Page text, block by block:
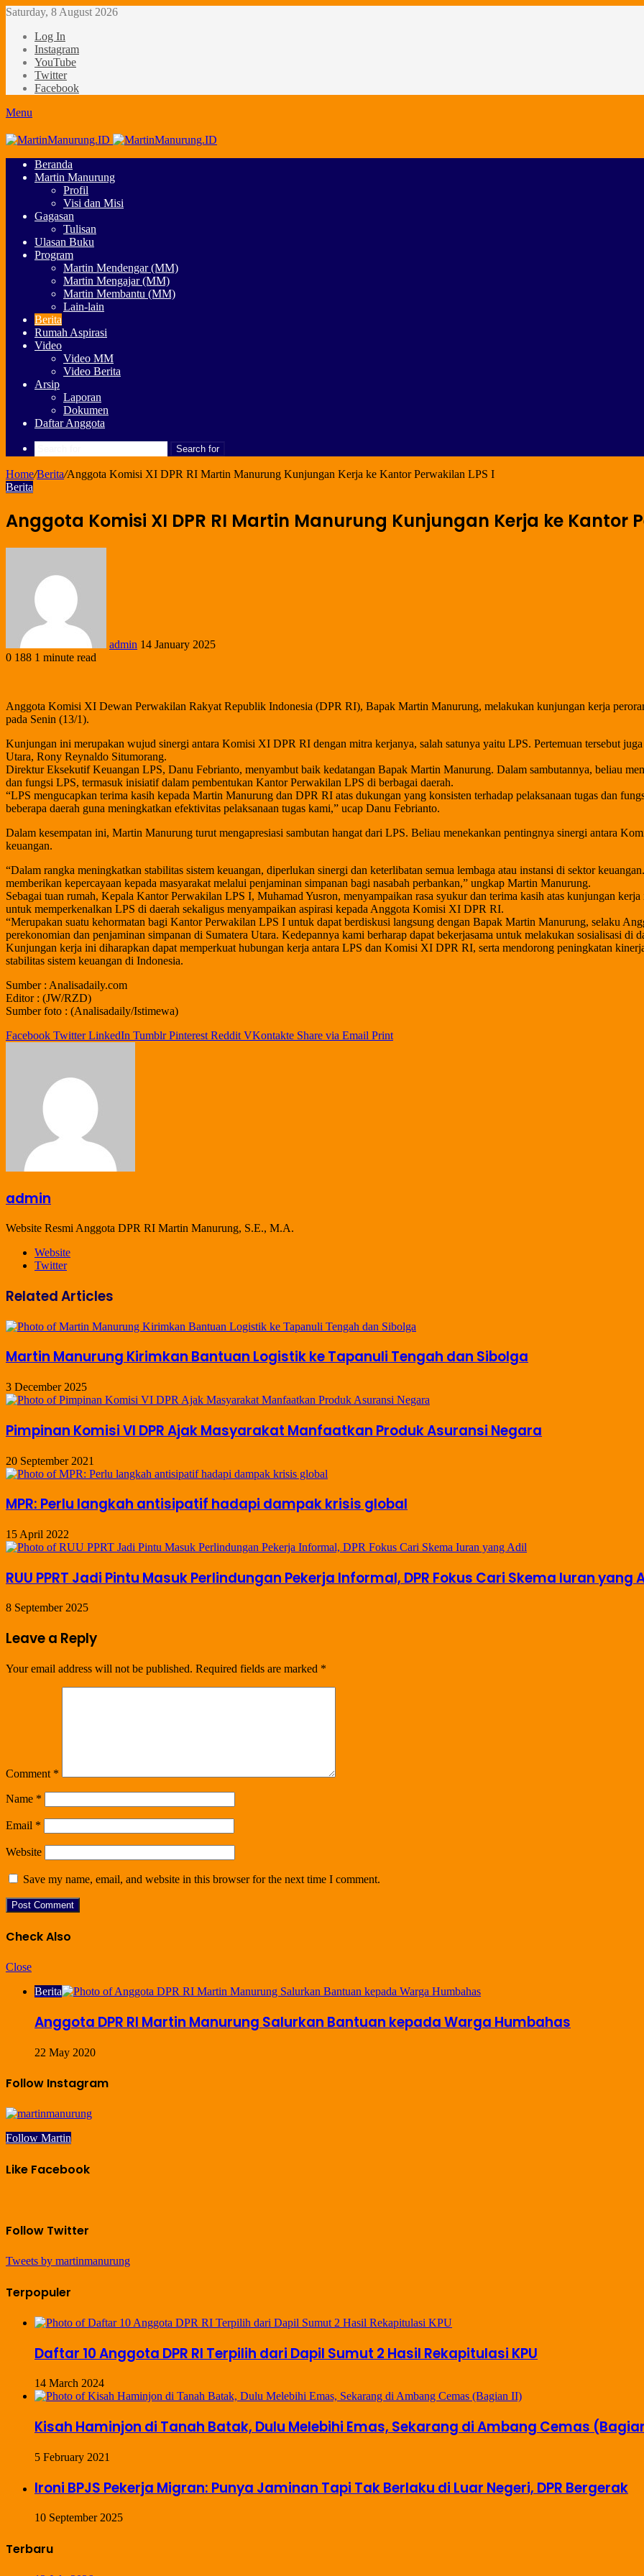
Saturday, 8 August 2026
Log In
Instagram
YouTube
Twitter
Facebook
Menu
Beranda
Martin Manurung
Profil
Visi dan Misi
Gagasan
Tulisan
Ulasan Buku
Program
Martin Mendengar (MM)
Martin Mengajar (MM)
Martin Membantu (MM)
Lain-lain
Berita
Rumah Aspirasi
Video
Video MM
Video Berita
Arsip
Laporan
Dokumen
Daftar Anggota
Search for
Home/Berita/Anggota Komisi XI DPR RI Martin Manurung Kunjungan Kerja ke Kantor Perwakilan LPS I
Berita
Anggota Komisi XI DPR RI Martin Manurung Kunjungan Kerja ke Kantor
admin 14 January 2025
0 188 1 minute read
Anggota Komisi XI Dewan Perwakilan Rakyat Republik Indonesia (DPR RI), Bapak Martin Manurung, melakukan kunjungan kerja
pada Senin (13/1).
Kunjungan ini merupakan wujud sinergi antara Komisi XI DPR RI dengan mitra kerjanya, salah satunya yaitu LPS. Pertemuan tersebut
Utara, Rony Reynaldo Situmorang.
Direktur Eksekutif Keuangan LPS, Danu Febrianto, menyambut baik kedatangan Bapak Martin Manurung. Dalam sambutannya, beliau
dan fungsi LPS, termasuk inisiatif dalam pembentukan Kantor Perwakilan LPS di berbagai daerah.
“LPS mengucapkan terima kasih kepada Martin Manurung dan DPR RI atas dukungan yang konsisten terhadap pelaksanaan tugas dan
beberapa daerah guna meningkatkan efektivitas pelaksanaan tugas kami,” ucap Danu Febrianto.
Dalam kesempatan ini, Martin Manurung turut mengapresiasi sambutan hangat dari LPS. Beliau menekankan pentingnya sinergi antara
keuangan.
“Dalam rangka meningkatkan stabilitas sistem keuangan, diperlukan sinergi dan keterlibatan semua lembaga atau instansi di sektor
memberikan kepercayaan kepada masyarakat melalui penjaminan simpanan bagi nasabah perbankan,” ungkap Martin Manurung.
Sebagai tuan rumah, Kepala Kantor Perwakilan LPS I, Muhamad Yusron, menyampaikan rasa syukur dan terima kasih atas kunjungan
untuk memperkenalkan LPS di daerah sekaligus menyampaikan aspirasi kepada Anggota Komisi XI DPR RI.
“Merupakan suatu kehormatan bagi Kantor Perwakilan LPS I untuk dapat berdiskusi langsung dengan Bapak Martin Manurung, selaku
perekonomian dan penjaminan simpanan di Sumatera Utara. Kedepannya kami berharap dapat bekerjasama untuk melakukan sosialisasi di
Kunjungan kerja ini diharapkan dapat memperkuat hubungan kerja antara LPS dan Komisi XI DPR RI, serta mendorong peningkatan
stabilitas sistem keuangan di Indonesia.
Sumber : Analisadaily.com
Editor : (JW/RZD)
Sumber foto : (Analisadaily/Istimewa)
Facebook Twitter LinkedIn Tumblr Pinterest Reddit VKontakte Share via Email Print
admin
Website Resmi Anggota DPR RI Martin Manurung, S.E., M.A.
Website
Twitter
Related Articles
Martin Manurung Kirimkan Bantuan Logistik ke Tapanuli Tengah dan Sibolga
3 December 2025
Pimpinan Komisi VI DPR Ajak Masyarakat Manfaatkan Produk Asuransi Negara
20 September 2021
MPR: Perlu langkah antisipatif hadapi dampak krisis global
15 April 2022
RUU PPRT Jadi Pintu Masuk Perlindungan Pekerja Informal, DPR Fokus Cari Skema Iuran yang
8 September 2025
Leave a Reply
Your email address will not be published. Required fields are marked *
Comment *
Name *
Email *
Website
Save my name, email, and website in this browser for the next time I comment.
Check Also
Close
Berita
Anggota DPR RI Martin Manurung Salurkan Bantuan kepada Warga Humbahas
22 May 2020
Follow Instagram
Follow Martin
Like Facebook
Follow Twitter
Tweets by martinmanurung
Terpopuler
Daftar 10 Anggota DPR RI Terpilih dari Dapil Sumut 2 Hasil Rekapitulasi KPU
14 March 2024
Kisah Haminjon di Tanah Batak, Dulu Melebihi Emas, Sekarang di Ambang Cemas
5 February 2021
Ironi BPJS Pekerja Migran: Punya Jaminan Tapi Tak Berlaku di Luar Negeri, DPR Bergerak
10 September 2025
Terbaru